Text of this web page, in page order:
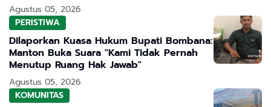
Agustus 05, 2026
PERISTIWA
Dilaporkan Kuasa Hukum Bupati Bombana:
Manton Buka Suara "Kami Tidak Pernah
Menutup Ruang Hak Jawab"
Agustus 05, 2026
KOMUNITAS